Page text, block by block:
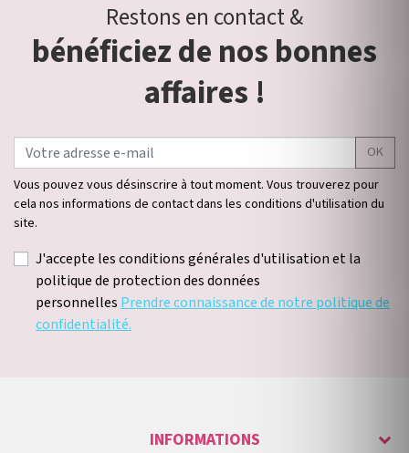
Restons en contact &
bénéficiez de nos bonnes
affaires !
OK
Vous pouvez vous désinscrire à tout moment. Vous trouverez pour
cela nos informations de contact dans les conditions d'utilisation du
site.
J'accepte les conditions générales d'utilisation et la
politique de protection des données
personnellesPrendre connaissance de notre politique de
confidentialité.
INFORMATIONS